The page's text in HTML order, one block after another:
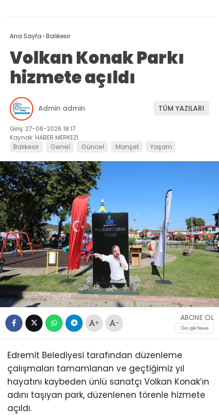
Ana Sayfa ›Balıkesir
Volkan Konak Parkı
hizmete açıldı
Admin admin TÜM YAZILARI
Giriş: 27-06-2026 18:17
Kaynak: HABER MERKEZİ
Balıkesir Genel Güncel Manşet Yaşam
+ -
ABONE OL
Edremit Belediyesi tarafından düzenleme
çalışmaları tamamlanan ve geçtiğimiz yıl
hayatını kaybeden ünlü sanatçı Volkan Konak’ın
adını taşıyan park, düzenlenen törenle hizmete
açıldı.